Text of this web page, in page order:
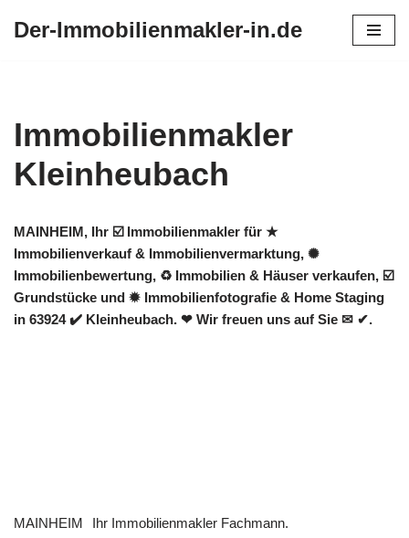
Der-Immobilienmakler-in.de
Immobilienmakler
Kleinheubach
MAINHEIM, Ihr ☑️ Immobilienmakler für ★
Immobilienverkauf & Immobilienvermarktung, ✺
Immobilienbewertung, ♻ Immobilien & Häuser verkaufen, ☑️
Grundstücke und ✹ Immobilienfotografie & Home Staging
in 63924 ✔️ Kleinheubach. ❤ Wir freuen uns auf Sie ✉ ✔.
MAINHEIM Ihr Immobilienmakler Fachmann.